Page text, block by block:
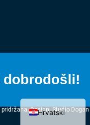
dobrodošli!
Design: Studio Dogan
Hrvatski
Deutsch